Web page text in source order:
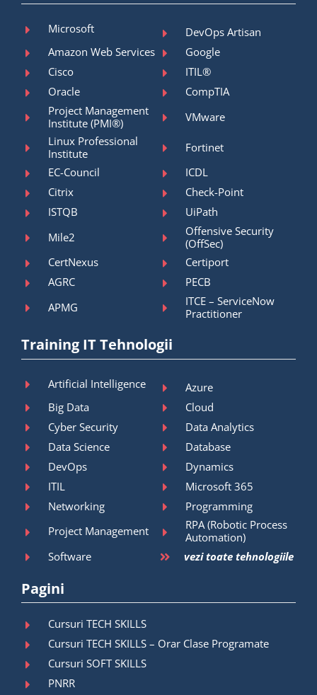
Microsoft
DevOps Artisan
Amazon Web Services
Google
Cisco
ITIL®
Oracle
CompTIA
Project Management
Institute (PMI®)
VMware
Linux Professional
Institute
Fortinet
EC-Council
ICDL
Citrix
Check-Point
ISTQB
UiPath
Mile2
Offensive Security
(OffSec)
CertNexus
Certiport
AGRC
PECB
APMG
ITCE – ServiceNow
Practitioner
Training IT Tehnologii
Artificial Intelligence
Azure
Big Data
Cloud
Cyber Security
Data Analytics
Data Science
Database
DevOps
Dynamics
ITIL
Microsoft 365
Networking
Programming
Project Management
RPA (Robotic Process
Automation)
Software
vezi toate tehnologiile
Pagini
Cursuri TECH SKILLS
Cursuri TECH SKILLS – Orar Clase Programate
Cursuri SOFT SKILLS
PNRR